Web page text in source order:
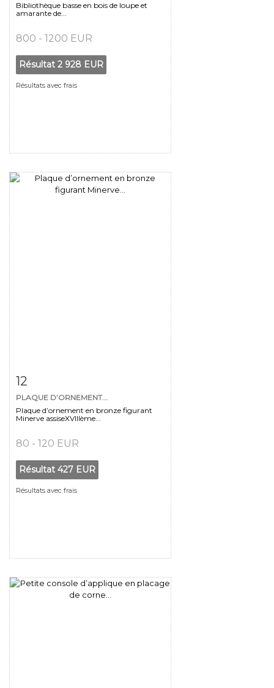
Bibliothèque basse en bois de loupe et
amarante de...
800 - 1200 EUR
Résultat 2 928 EUR
Résultats avec frais
Fiche détaillée
12
PLAQUE D’ORNEMENT...
Plaque d’ornement en bronze figurant
Minerve assiseXVIIIème...
80 - 120 EUR
Résultat 427 EUR
Résultats avec frais